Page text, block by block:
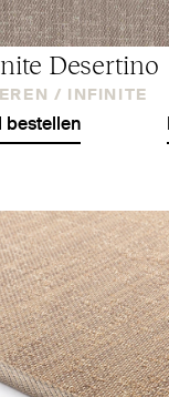
Desertino
/ INFINITE
bestellen